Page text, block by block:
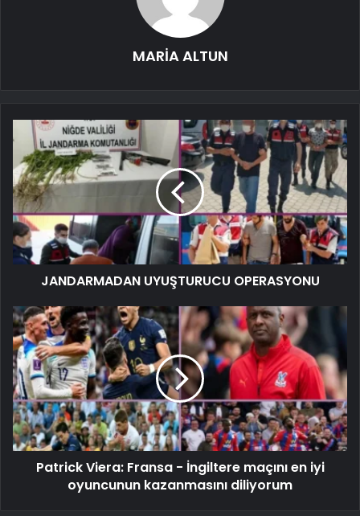
MARİA ALTUN
JANDARMADAN UYUŞTURUCU OPERASYONU
Patrick Viera: Fransa - İngiltere maçını en iyi
oyuncunun kazanmasını diliyorum